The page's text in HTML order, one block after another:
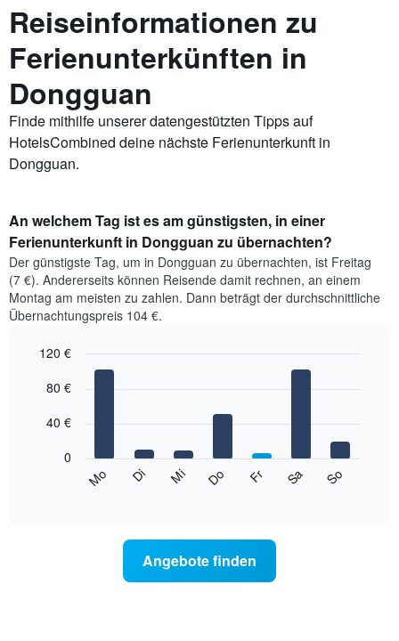
Reiseinformationen zu
Ferienunterkünften in
Dongguan
Finde mithilfe unserer datengestützten Tipps auf
HotelsCombined deine nächste Ferienunterkunft in
Dongguan.
An welchem Tag ist es am günstigsten, in einer
Ferienunterkunft in Dongguan zu übernachten?
Der günstigste Tag, um in Dongguan zu übernachten, ist Freitag
(7 €). Andererseits können Reisende damit rechnen, an einem
Montag am meisten zu zahlen. Dann beträgt der durchschnittliche
Übernachtungspreis 104 €.
chart
bars.
durchschnittlichen
graphic.
Mo Di Mi Do Fr Sa So
0
40 €
80 €
120 €
Angebote finden